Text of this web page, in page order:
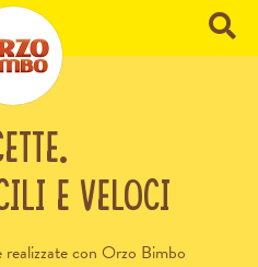
e veloci
con Orzo Bimbo